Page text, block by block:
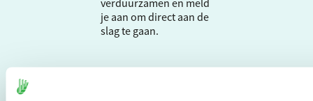
verduurzamen en meld
je aan om direct aan de
slag te gaan.